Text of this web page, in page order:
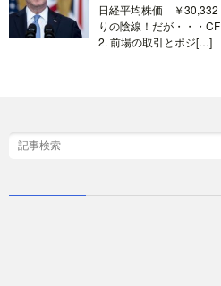
日経平均株価 ￥
りの陰線！だが・・・
2. 前場の取引とポジ[…]